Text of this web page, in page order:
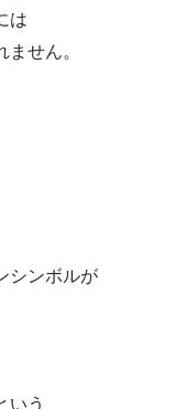
は
せん。
シンボルが
いう